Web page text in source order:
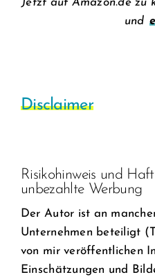
und
Disclaimer
Risikohinweis und
unbezahlte Werbung
Der Autor ist an
Unternehmen beteiligt
von mir veröffentlichen
Einschätzungen und